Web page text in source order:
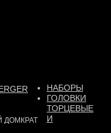
ДОМКРАТ
НАБОРЫ
ГОЛОВКИ
ТОРЦЕВЫЕ
И